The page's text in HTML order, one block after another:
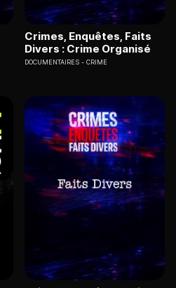
Crimes, Enquêtes, Faits
Divers : Crime Organisé
DOCUMENTAIRES CRIME